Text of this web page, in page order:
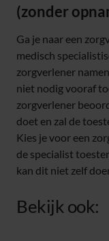
(zonder
Ga je naar een
medisch
zorgverlener
niet nodig vooraf
zorgverlener
doet en zal de
Kies je voor een
de specialist
kan dit niet zelf
Bekijk ook: